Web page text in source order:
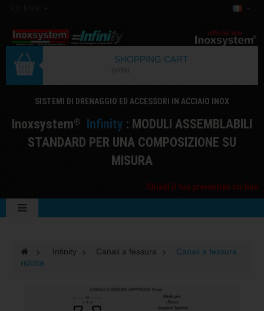
SHOPPING CART
SISTEMI DI DRENAGGIO ED ACCESSORI IN ACCIAIO INOX
Inoxsystem® Infinity : MODULI ASSEMBLABILI
STANDARD PER UNA COMPOSIZIONE SU
MISURA
Chiedi il tuo preventivo on-line
> Infinity > Canali a fessura >
Canali a fessura
ridotta